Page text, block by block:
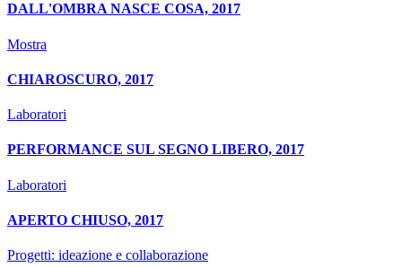
DALL'OMBRA NASCE COSA, 2017
Mostra
CHIAROSCURO, 2017
Laboratori
PERFORMANCE SUL SEGNO LIBERO, 2017
Laboratori
APERTO CHIUSO, 2017
Progetti: ideazione e collaborazione